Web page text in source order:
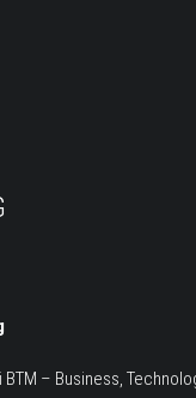
– Business,